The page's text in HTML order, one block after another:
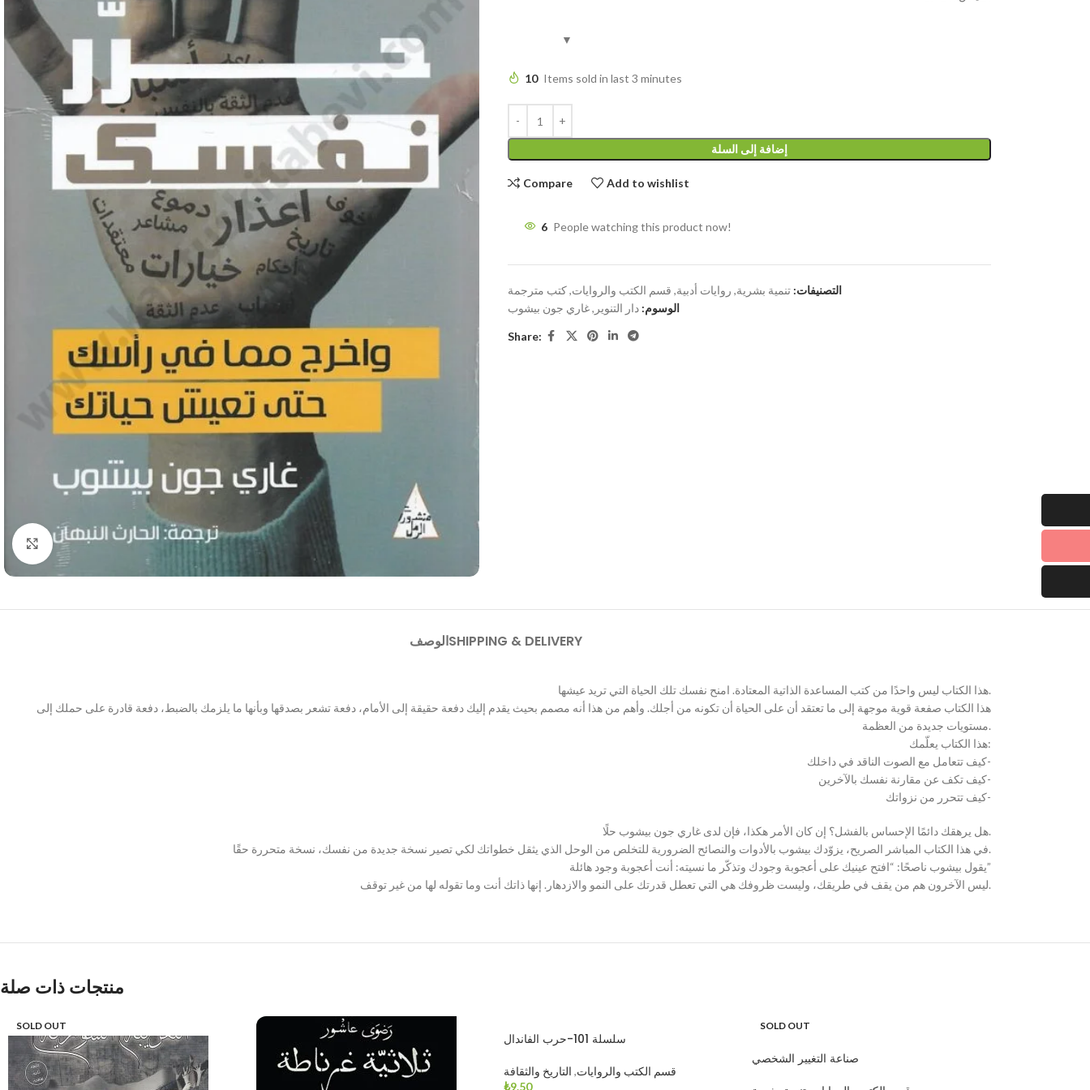
Click to enlarge
10 Items sold in last 3 minutes
إضافة إلى السلة
Compare Add to wishlist
6 People watching this product now!
التصنيفات: تنمية بشرية, روايات أدبية, قسم الكتب والروايات,كتب مترجمة
الوسوم: دار التنوير ,غاري جون بيشوب
Share:
الوصفSHIPPING & DELIVERY
هذا الكتاب ليس واحدًا من كتب المساعدة الذاتية المعتادة. امنح نفسك تلك الحياة التي تريد عيشها.
هذا الكتاب صفعة قوية موجهة إلى ما تعتقد أن على الحياة أن تكونه من أجلك. وأهم من هذا أنه مصمم بحيث يقدم إليك دفعة حقيقة إلى الأمام، دفعة تشعر بصدقها وبأنها ما يلزمك بالضبط، دفعة قادرة على حملك إلى
مستويات جديدة من العظمة.
هذا الكتاب يعلّمك:
كيف تتعامل مع الصوت الناقد في داخلك-
كيف تكف عن مقارنة نفسك بالآخرين-
كيف تتحرر من نزواتك-
هل يرهقك دائمًا الإحساس بالفشل؟ إن كان الأمر هكذا، فإن لدى غاري جون بيشوب حلًا.
في هذا الكتاب المباشر الصريح، يزوّدك بيشوب بالأدوات والنصائح الضرورية للتخلص من الوحل الذي يثقل خطواتك لكي تصير نسخة جديدة من نفسك، نسخة متحررة حقًا.
يقول بيشوب ناصحًا: “افتح عينيك على أعجوبة وجودك وتذكّر ما نسيته: أنت أعجوبة وجود هائلة”
ليس الآخرون هم من يقف في طريقك، وليست ظروفك هي التي تعطل قدرتك على النمو والازدهار. إنها ذاتك أنت وما تقوله لها من غير توقف.
منتجات ذات صلة
SOLD OUT
سلسلة 101-حرب الفاندال
قسم الكتب والروايات, التاريخ والثقافة
₺9.50
SOLD OUT
صناعة التغيير الشخصي